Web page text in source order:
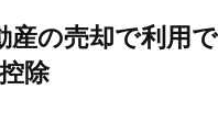
産の売却で利用
除